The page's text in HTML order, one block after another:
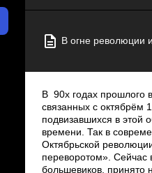
В огне революции
В 90­х годах прошлого века стало модным рассуждать об отрицательных явлениях, 1 слайд Введение связанных с октябрём 1917 года и последовавших за ним событиями. Большинство людей, подвизавшихся в этой области, выказывало явно негативную оценку людей и явлений того времени. Так в современной истории установилось, в общем, отрицательное отношение к Октябрьской революции, которую стали называть не иначе, как «большевистским переворотом». Сейчас всех, кто участвовал в событиях начала прошлого века на стороне большевиков, принято называть чуть ли не предателями. Нам кажется, что такой взгляд в корне неправильный. Мы не берёмся спорить о том, что и кто были благом или вредом для нашей страны, но хотим отметить, что начало прошлого века подарило нашей стране людей нового типа, мечтавших о лучшей доле для всех, боровшихся за это и зачастую приносивших на алтарь этой борьбы свои жизни. Если они и заблуждались, то заблуждение их было искренним. Поэтому мы считаем неправильным забывать имена тех людей, которые в грозные годы революций и Гражданской войны возглавили народное движение, стали его вождями. 2 слайд. Целью данной работы является исследование событий начала ХХ века через биографию одного из ярких представителей людей новой формации. Задачи исследования: определить роль нашего земляка, члена ВКП(Б) Золотарёва Иосипа Исидоровича в установлении Советской власти в регионе; определить степень активности участия населения в событиях начала прошлого века. В исследовании использовались архивные материалы школьного краеведческого музея, краеведческая литература, записи воспоминаний современников событий. В начале работы над докладом обозначилась основная трудность – исследуемые Методика исследования события настолько далеки от текущего момента, что обратиться к современникам событий нет никакой возможности – одни из них погибли на фронтах Гражданской и Великой Отечественной войн, остальные умерли от старости. Таким образом единственным доступным нам методом оказался метод поиска сохранившихся документов, упоминаний в литературе, в семейных и музейных архивах. Результаты исследования Собирая